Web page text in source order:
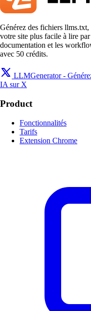
Générez des fichiers
votre site plus facile à lire
documentation et les
avec 50 crédits.
LLMGenerator -
IA sur X
Product
Fonctionnalités
Tarifs
Extension Chrome